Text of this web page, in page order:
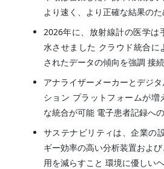
より速く、より正確な結果のた
2026年に、放射線計の医学は
水させました クラウド統合に
されたデータの傾向を強調 接続
アナライザーメーカーとデジ
ション プラットフォームが増
な統合が可能 電子患者記録への
サステナビリティは、企業の
ギー効率の高い分析装置およ
用を減らすこと 環境に優しい